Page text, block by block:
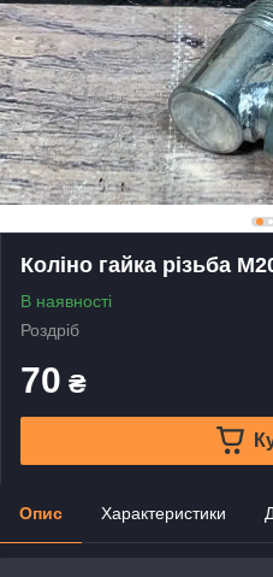
Коліно гайка різьба
В наявності
Роздріб
70 ₴
Опис Характеристики